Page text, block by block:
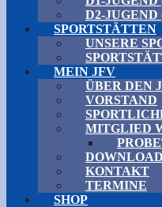
D2-
SPORTSTÄTTEN
UNSERE
MEIN JFV
ÜBER DEN
VORSTAND
MITGLIED
KONTAKT
TERMINE
SHOP